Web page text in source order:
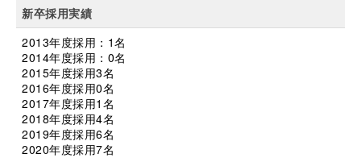
新卒採用実績
2013年度採用：1名
2014年度採用：0名
2015年度採用3名
2016年度採用0名
2017年度採用1名
2018年度採用4名
2019年度採用6名
2020年度採用7名